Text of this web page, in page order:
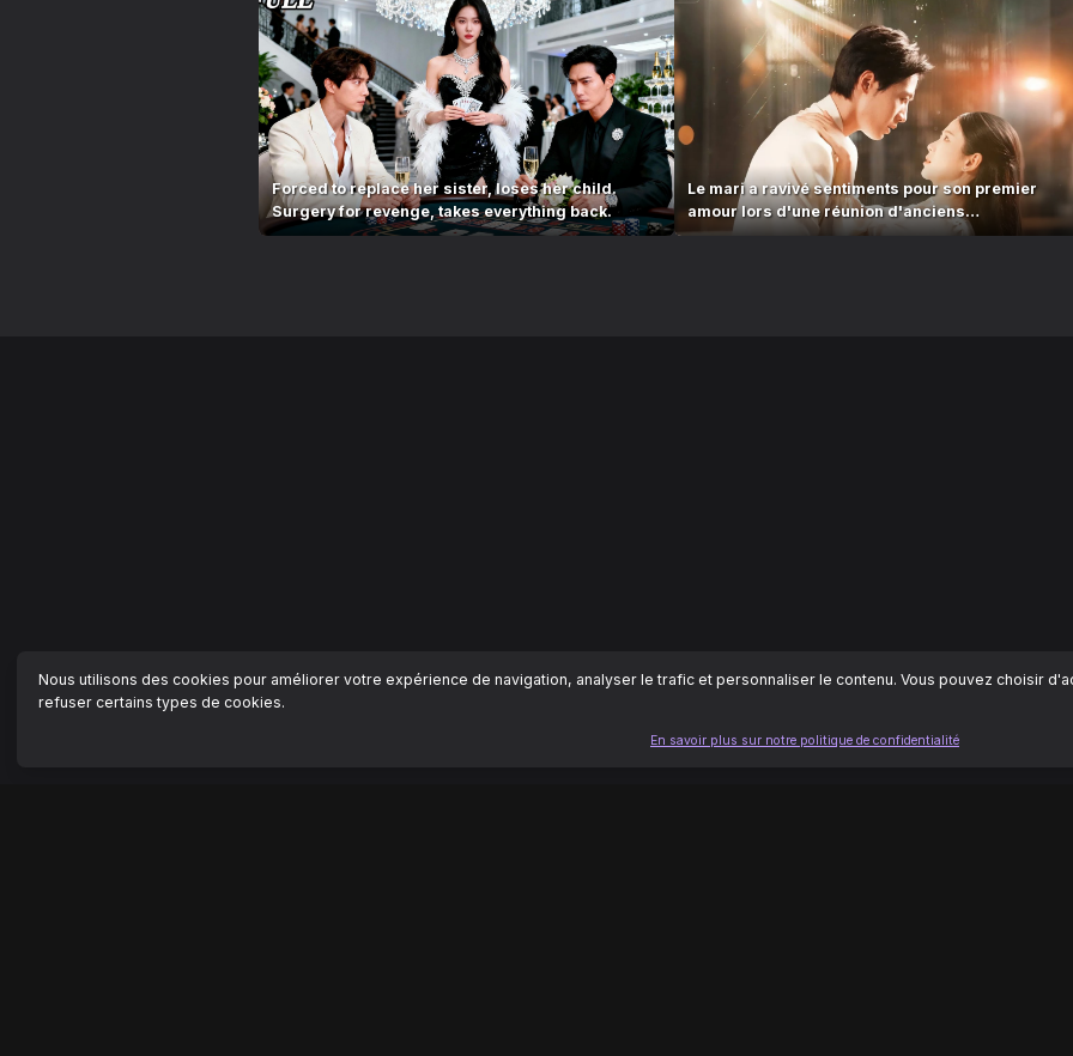
Forced to replace her sister, loses her child.
Surgery for revenge, takes everything back.
Le mari a ravivé sentiments pour son premier
amour lors d'une réunion d'anciens
élèves.#251006txB2
Nous utilisons des cookies pour améliorer votre expérience de navigation, analyser le trafic et personnaliser le contenu. Vous pouvez choisir
refuser certains types de cookies.
En savoir plus sur notre politique de confidentialité